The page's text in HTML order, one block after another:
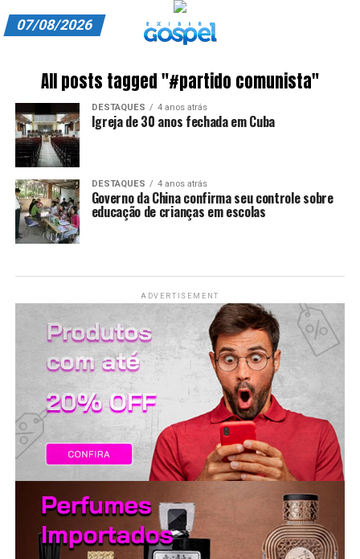
ASSINE
CARRINHO
EDITORIAL
ENTREVISTAS
FINALIZAR COMPRA
HOME
LANÇAMENTOS
07/08/2026
All posts tagged "#partido comunista"
DESTAQUES 4 anos atrás
Igreja de 30 anos fechada em Cuba
DESTAQUES 4 anos atrás
Governo da China confirma seu controle sobre
educação de crianças em escolas
ADVERTISEMENT